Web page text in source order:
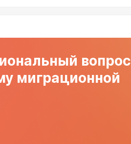
вопрос
миграционной